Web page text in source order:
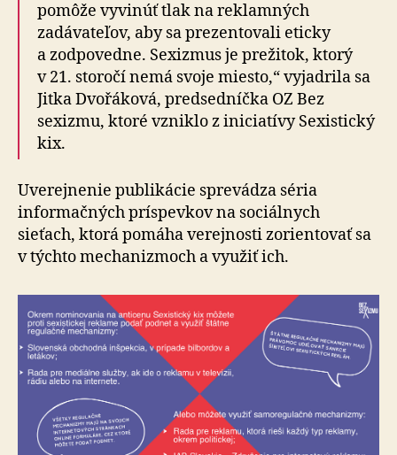
pomôže vyvinúť tlak na reklamných
zadávateľov, aby sa prezentovali eticky
a zodpovedne. Sexizmus je prežitok, ktorý
v 21. storočí nemá svoje miesto,“ vyjadrila sa
Jitka Dvořáková, predsedníčka OZ Bez
sexizmu, ktoré vzniklo z iniciatívy Sexistický
kix.
Uverejnenie publikácie sprevádza séria
informačných príspevkov na sociálnych
sieťach, ktorá pomáha verejnosti zorientovať sa
v týchto mechanizmoch a využiť ich.